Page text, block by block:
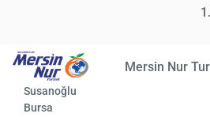
Mersin Nur
Susanoğlu
Bursa